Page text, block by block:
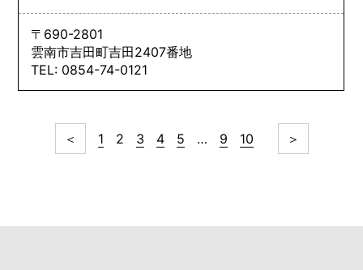
〒690-2801
雲南市吉田町吉田2407番地
TEL: 0854-74-0121
＜ 1 2 3 4 5 … 9 10 ＞